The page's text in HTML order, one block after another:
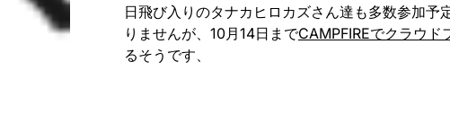
日飛び入りのタナカヒロカズさん達も多数参加予
りませんが、10月14日までCAMPFIREでクラウド
るそうです、